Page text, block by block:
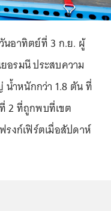
นอาทิตย์ที่ 3 ก.ย. ผู้
อรมนี ประสบความ
น้ำหนักกว่า 1.8 ตัน ที่
2 ที่ถูกพบที่เขต
รงก์เฟิร์ตเมื่อสัปดาห์